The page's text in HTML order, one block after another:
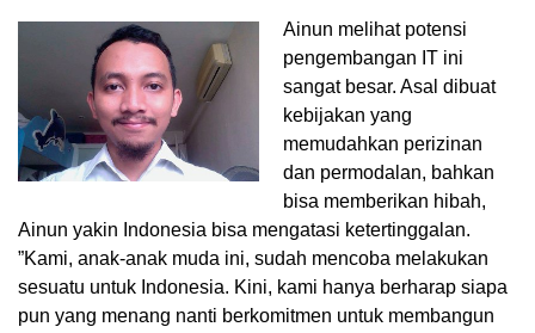
Ainun melihat potensi
pengembangan IT ini
sangat besar. Asal dibuat
kebijakan yang
memudahkan perizinan
dan permodalan, bahkan
bisa memberikan hibah,
Ainun yakin Indonesia bisa mengatasi ketertinggalan.
”Kami, anak-anak muda ini, sudah mencoba melakukan
sesuatu untuk Indonesia. Kini, kami hanya berharap siapa
pun yang menang nanti berkomitmen untuk membangun